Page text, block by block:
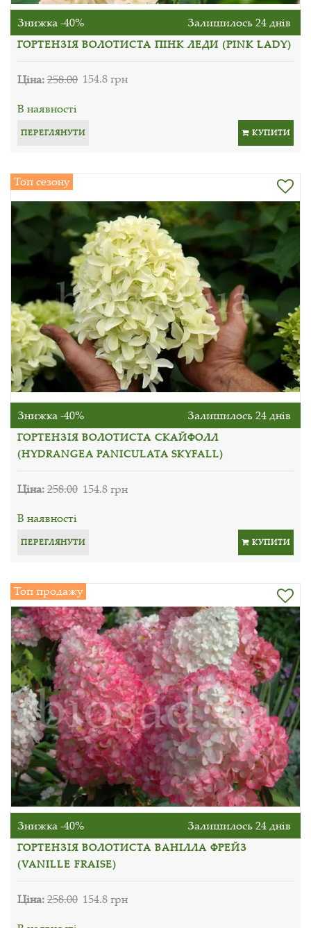
Знижка -40% Залишилось 24 днів
ГОРТЕНЗІЯ ВОЛОТИСТА ПІНК ЛЕДИ (PINK LADY)
Ціна:258.00 154.8 грн
В наявності
ПЕРЕГЛЯНУТИ КУПИТИ
Топ сезону
Знижка -40% Залишилось 24 днів
ГОРТЕНЗІЯ ВОЛОТИСТА СКАЙФОЛЛ
(HYDRANGEA PANICULATA SKYFALL)
Ціна:258.00 154.8 грн
В наявності
ПЕРЕГЛЯНУТИ КУПИТИ
Топ продажу
Знижка -40% Залишилось 24 днів
ГОРТЕНЗІЯ ВОЛОТИСТА ВАНІЛЛА ФРЕЙЗ
(VANILLE FRAISE)
Ціна:258.00 154.8 грн